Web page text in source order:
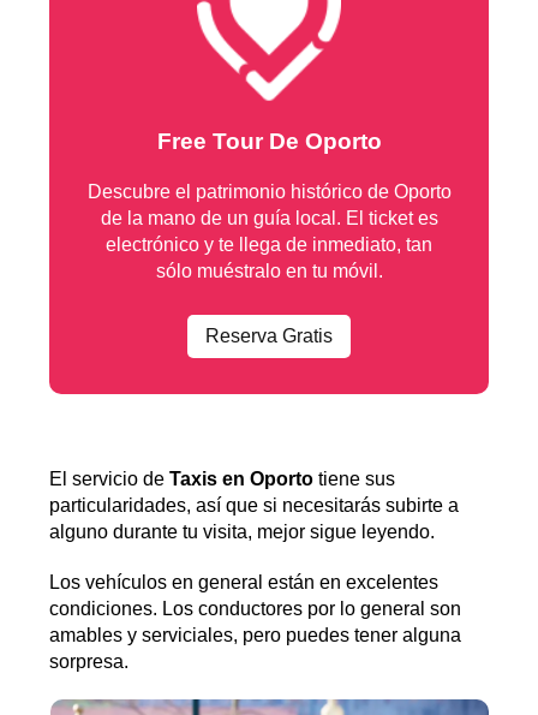
Free Tour De Oporto
Descubre el patrimonio histórico de Oporto
de la mano de un guía local. El ticket es
electrónico y te llega de inmediato, tan
sólo muéstralo en tu móvil.
Reserva Gratis
El servicio deTaxis en Oporto tiene sus
particularidades, así que si necesitarás subirte a
alguno durante tu visita, mejor sigue leyendo.
Los vehículos en general están en excelentes
condiciones. Los conductores por lo general son
amables y serviciales, pero puedes tener alguna
sorpresa.